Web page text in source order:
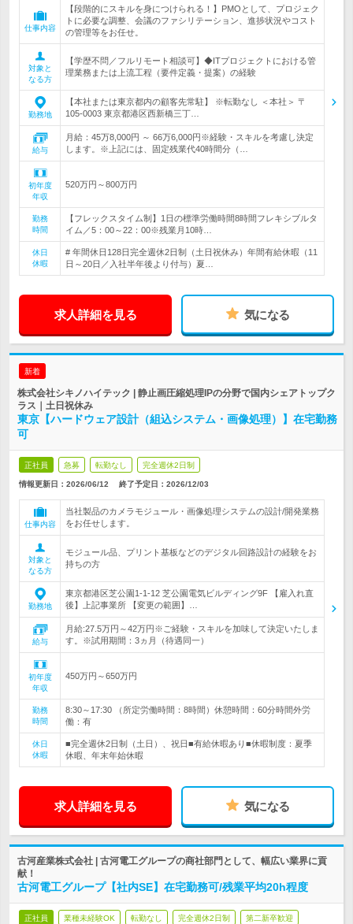
仕事内容
【段階的にスキルを身につけられる！】PMOとして、プロジェク
トに必要な調整、会議のファシリテーション、進捗状況やコスト
の管理等をお任せ。
対象と
なる方
【学歴不問／フルリモート相談可】◆ITプロジェクトにおける管
理業務または上流工程（要件定義・提案）の経験
勤務地
【本社または東京都内の顧客先常駐】 ※転勤なし ＜本社＞ 〒
105-0003 東京都港区西新橋三丁…
給与
月給：45万8,000円 ～ 66万6,000円※経験・スキルを考慮し決定
します。※上記には、固定残業代40時間分（…
初年度
年収
520万円～800万円
勤務
時間
【フレックスタイム制】1日の標準労働時間8時間フレキシブルタ
イム／5：00～22：00※残業月10時…
休日
休暇
# 年間休日128日完全週休2日制（土日祝休み）年間有給休暇（11
日～20日／入社半年後より付与）夏…
求人詳細を見る 気になる
新着
株式会社シキノハイテック | 静止画圧縮処理IPの分野で国内シェアトップク
ラス｜土日祝休み
東京【ハードウェア設計（組込システム・画像処理）】在宅勤務
可
正社員 急募 転勤なし 完全週休2日制
情報更新日：2026/06/12 終了予定日： 2026/12/03
仕事内容
当社製品のカメラモジュール・画像処理システムの設計/開発業務
をお任せします。
対象と
なる方
モジュール品、プリント基板などのデジタル回路設計の経験をお
持ちの方
勤務地
東京都港区芝公園1-1-12 芝公園電気ビルディング9F 【雇入れ直
後】上記事業所 【変更の範囲】…
給与
月給:27.5万円～42万円※ご経験・スキルを加味して決定いたしま
す。※試用期間：3ヵ月（待遇同一）
初年度
年収
450万円～650万円
勤務
時間
8:30～17:30 （所定労働時間：8時間）休憩時間：60分時間外労
働：有
休日
休暇
■完全週休2日制（土日）、祝日■有給休暇あり■休暇制度：夏季
休暇、年末年始休暇
求人詳細を見る 気になる
古河産業株式会社 | 古河電工グループの商社部門として、幅広い業界に貢
献！
古河電工グループ【社内SE】在宅勤務可/残業平均20h程度
正社員 業種未経験OK 転勤なし 完全週休2日制 第二新卒歓迎